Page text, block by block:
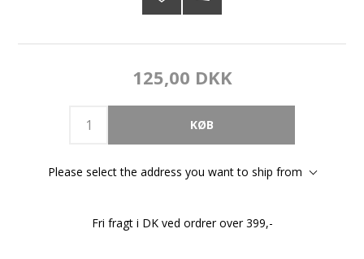
125,00 DKK
Please select the address you want to ship from
Fri fragt i DK ved ordrer over 399,-